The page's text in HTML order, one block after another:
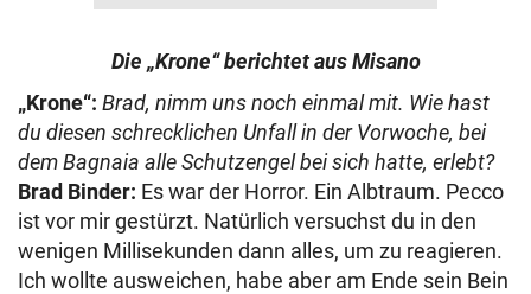
Die „Krone“ berichtet aus Misano
„Krone“: Brad, nimm uns noch einmal mit. Wie hast
du diesen schrecklichen Unfall in der Vorwoche, bei
dem Bagnaia alle Schutzengel bei sich hatte, erlebt?
Brad Binder: Es war der Horror. Ein Albtraum. Pecco
ist vor mir gestürzt. Natürlich versuchst du in den
wenigen Millisekunden dann alles, um zu reagieren.
Ich wollte ausweichen, habe aber am Ende sein Bein